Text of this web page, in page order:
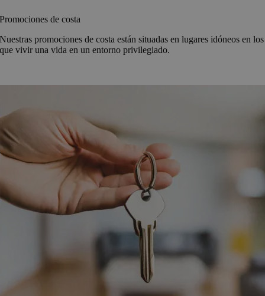
Promociones de costa
Nuestras promociones de costa están situadas en lugares idóneos en los
que vivir una vida en un entorno privilegiado.